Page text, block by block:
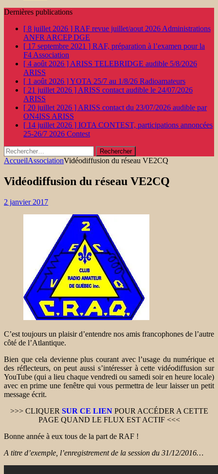
Dernières publications
[ 8 juillet 2026 ] RAF revue juillet/aout 2026 Administrations
ANFR ARCEP DGE
[ 17 septembre 2021 ] RAF, préparation à l’examen pour la
F4 Association
[ 4 août 2026 ] ARISS TELEBRIDGE audible 5/8/2026
ARISS
[ 1 août 2026 ]YOTA 25/7 au 1/8/26 Radioamateurs
[ 21 juillet 2026 ] ARISS contact audible le 24/07/2026
ARISS
[ 20 juillet 2026 ] ARISS contact du 23/07/2026 audible par
ON4ISS ARISS
[ 14 juillet 2026 ] IOTA CONTEST, participations annoncées
25-26/7 2026 Contest
Rechercher :
AccueilAssociationVidéodiffusion du réseau VE2CQ
Vidéodiffusion du réseau VE2CQ
2 janvier 2017
C’est toujours un plaisir d’entendre nos amis francophones de l’autre
côté de l’Atlantique.
Bien que cela devienne plus courant avec l’usage du numérique et
des réflecteurs, on peut aussi s’intéresser à cette vidéodiffusion sur
YouTube (qui a lieu chaque vendredi ou samedi soir en heure locale)
avec en prime une fenêtre qui vous permettra de leur laisser un petit
message écrit.
>>> CLIQUER SUR CE LIENPOUR ACCÉDER A CETTE
PAGE QUAND LE FLUX EST ACTIF <<<
Bonne année à eux tous de la part de RAF !
A titre d’exemple, l’enregistrement de la session du 31/12/2016…